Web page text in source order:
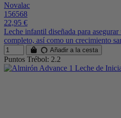
Novalac
156568
22,95 €
Leche infantil diseñada para
completo, así como un crecimiento
Añadir a la cesta
Puntos Trébol: 2.2